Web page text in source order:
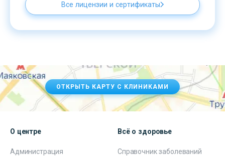
Все лицензии и сертификаты
ОТКРЫТЬ КАРТУ С КЛИНИКАМИ
О центре
Администрация
Всё о здоровье
Справочник заболеваний